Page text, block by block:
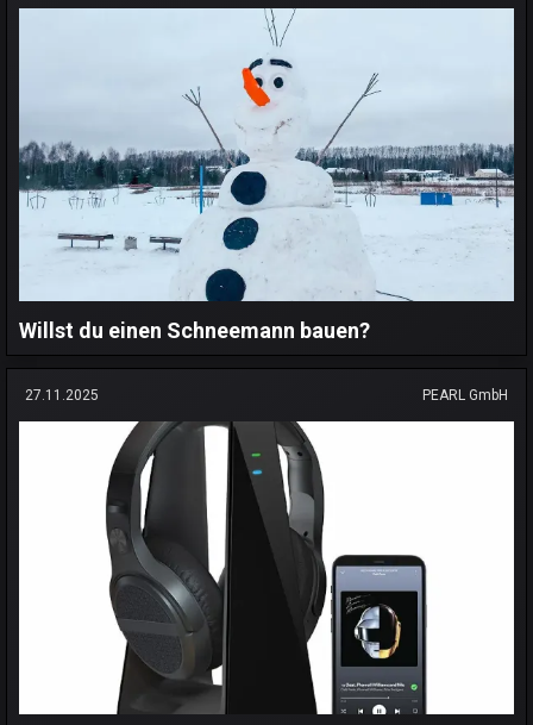
Willst du einen Schneemann bauen?
27.11.2025 PEARL GmbH